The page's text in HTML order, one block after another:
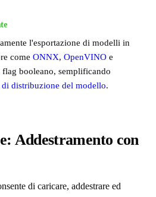
l'esportazione di modelli in
come ONNX, OpenVINO e
booleano, semplificando
di distribuzione del modello.
Addestramento con
di caricare, addestrare ed